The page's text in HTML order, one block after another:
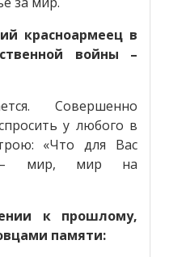
красноармеец в
войны –
Совершенно
у любого в
«Что для Вас
– мир, мир на
к прошлому,
памяти: